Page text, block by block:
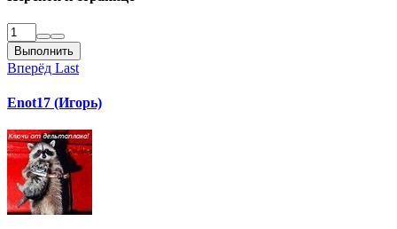
Выполнить
Вперёд Last
Enot17 (Игорь)